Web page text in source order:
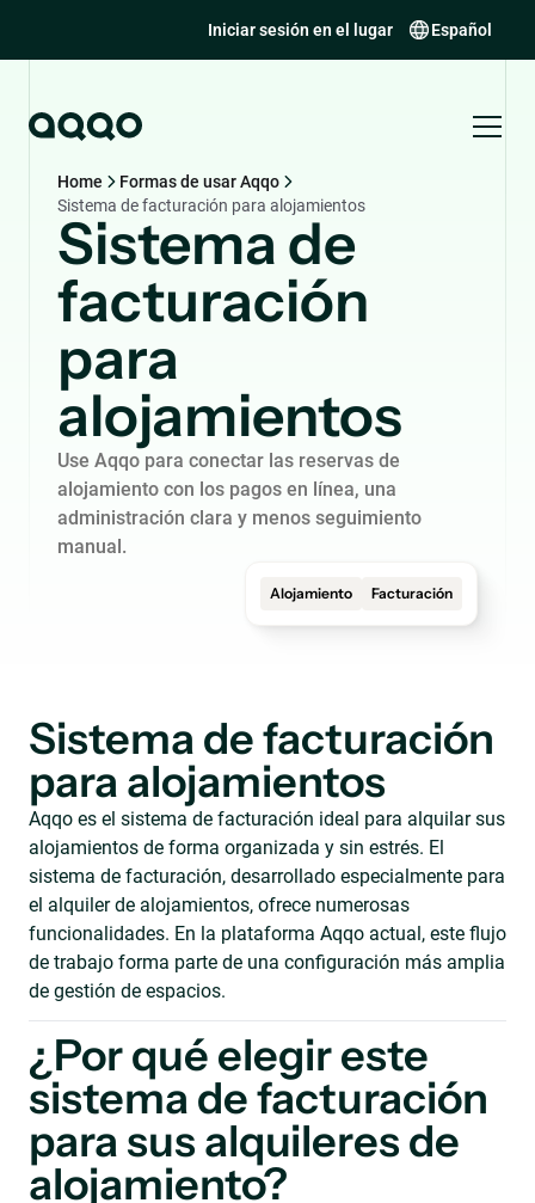
Iniciar sesión en el lugar Español
Home
Formas de usar Aqqo
Sistema de facturación para alojamientos
Sistema de
facturación
para
alojamientos
Use Aqqo para conectar las reservas de
alojamiento con los pagos en línea, una
administración clara y menos seguimiento
manual.
Alojamiento Facturación
Sistema de facturación
para alojamientos
Aqqo es el sistema de facturación ideal para alquilar sus
alojamientos de forma organizada y sin estrés. El
sistema de facturación, desarrollado especialmente para
el alquiler de alojamientos, ofrece numerosas
funcionalidades. En la plataforma Aqqo actual, este flujo
de trabajo forma parte de una configuración más amplia
de gestión de espacios.
¿Por qué elegir este
sistema de facturación
para sus alquileres de
alojamiento?